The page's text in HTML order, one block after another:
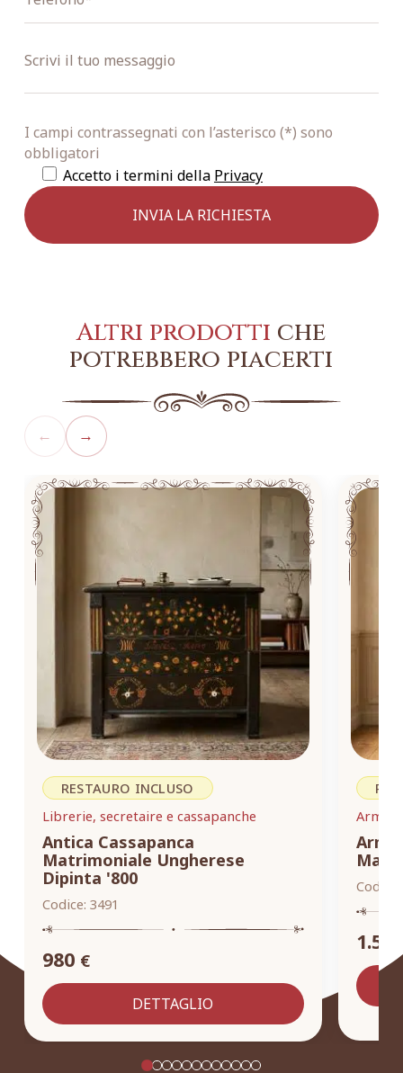
I campi contrassegnati con l’asterisco (*) sono
obbligatori
Accetto i termini della Privacy
Altri prodotti che
potrebbero piacerti
← →
RESTAURO INCLUSO
Librerie, secretaire e cassapanche
Antica Cassapanca
Matrimoniale Ungherese
Dipinta '800
Codice: 3491
980 €
DETTAGLIO
Codice: